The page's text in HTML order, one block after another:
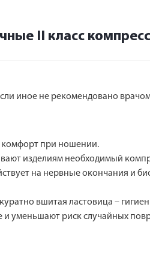
II класс
иное не рекомендовано
комфорт при ношении.
изделиям необходимый
на нервные окончания и
вшитая ластовица –
и уменьшают риск случайных